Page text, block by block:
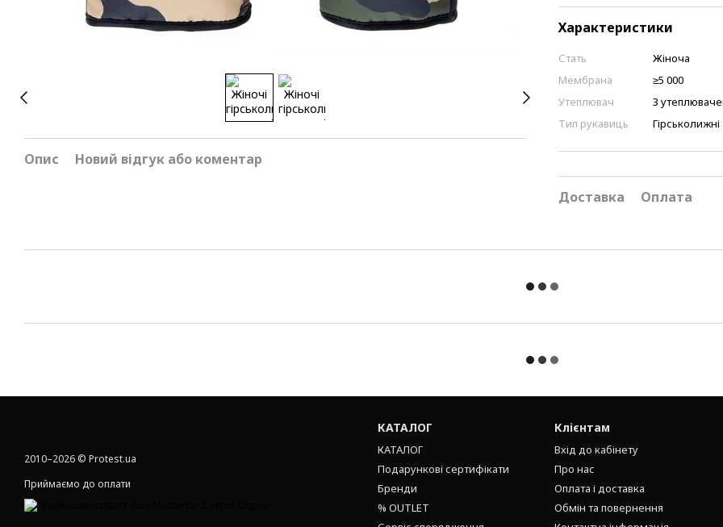
Опис Новий відгук або коментар
Характеристики
Стать
Жіноча
Мембрана
≥5 000
Утеплювач
З
Тип рукавиць
Гірськолижні
Доставка Оплата
2010–2026 © Protest.ua
Приймаємо до оплати
КАТАЛОГ
КАТАЛОГ
Подарункові сертифікати
Бренди
% OUTLET
Клієнтам
Вхід до кабінету
Про нас
Оплата і доставка
Обмін та повернення